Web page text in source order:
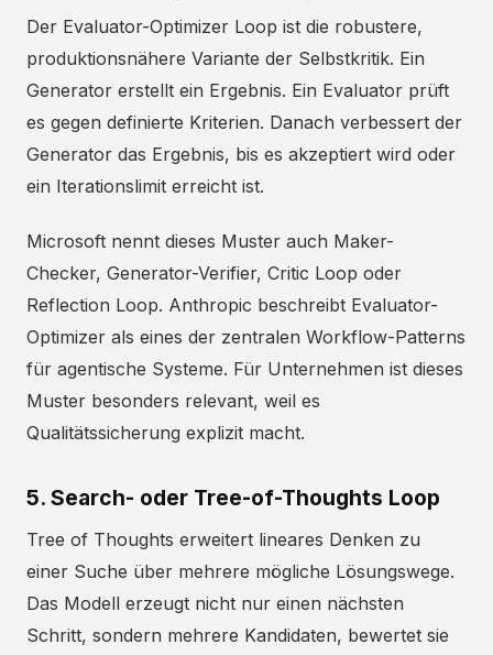
Der Evaluator-Optimizer Loop ist die robustere,
produktionsnähere Variante der Selbstkritik. Ein
Generator erstellt ein Ergebnis. Ein Evaluator prüft
es gegen definierte Kriterien. Danach verbessert der
Generator das Ergebnis, bis es akzeptiert wird oder
ein Iterationslimit erreicht ist.
Microsoft nennt dieses Muster auch Maker-
Checker, Generator-Verifier, Critic Loop oder
Reflection Loop. Anthropic beschreibt Evaluator-
Optimizer als eines der zentralen Workflow-Patterns
für agentische Systeme. Für Unternehmen ist dieses
Muster besonders relevant, weil es
Qualitätssicherung explizit macht.
5. Search- oder Tree-of-Thoughts Loop
Tree of Thoughts erweitert lineares Denken zu
einer Suche über mehrere mögliche Lösungswege.
Das Modell erzeugt nicht nur einen nächsten
Schritt, sondern mehrere Kandidaten, bewertet sie